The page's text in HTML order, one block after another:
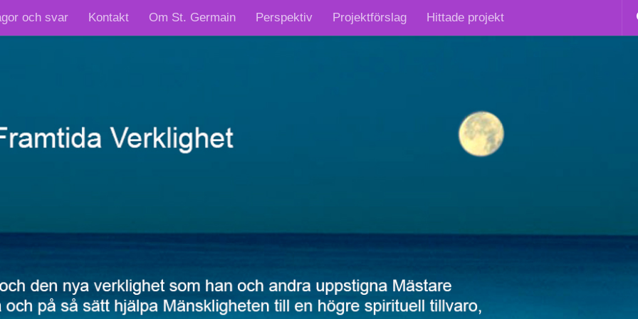
och svar Kontakt Om St. Germain Perspektiv Projektförslag Hittade projekt